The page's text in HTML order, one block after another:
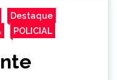
Destaque
POLICIAL